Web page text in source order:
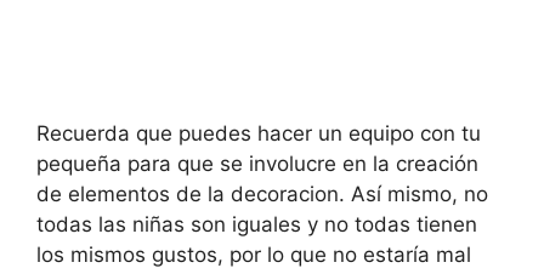
Recuerda que puedes hacer un equipo con tu
pequeña para que se involucre en la creación
de elementos de la decoracion. Así mismo, no
todas las niñas son iguales y no todas tienen
los mismos gustos, por lo que no estaría mal